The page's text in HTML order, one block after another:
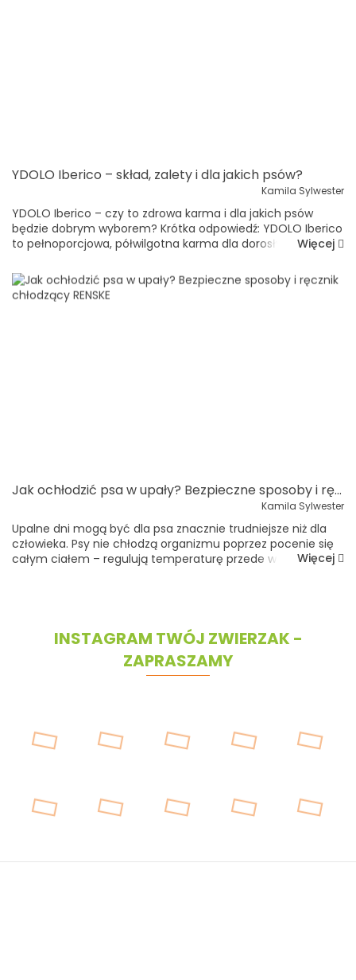
YDOLO Iberico – skład, zalety i dla jakich psów?
Kamila Sylwester
YDOLO Iberico – czy to zdrowa karma i dla jakich psów
będzie dobrym wyborem? Krótka odpowiedź: YDOLO Iberico
to pełnoporcjowa, półwilgotna karma dla dorosłych i
20%...
Więcej
Jak ochłodzić psa w upały? Bezpieczne sposoby i ręcznik chłodzący RENSKE
Kamila Sylwester
Upalne dni mogą być dla psa znacznie trudniejsze niż dla
człowieka. Psy nie chłodzą organizmu poprzez pocenie się
całym ciałem – regulują temperaturę przede wszystkim
Więcej
INSTAGRAM TWÓJ ZWIERZAK -
ZAPRASZAMY